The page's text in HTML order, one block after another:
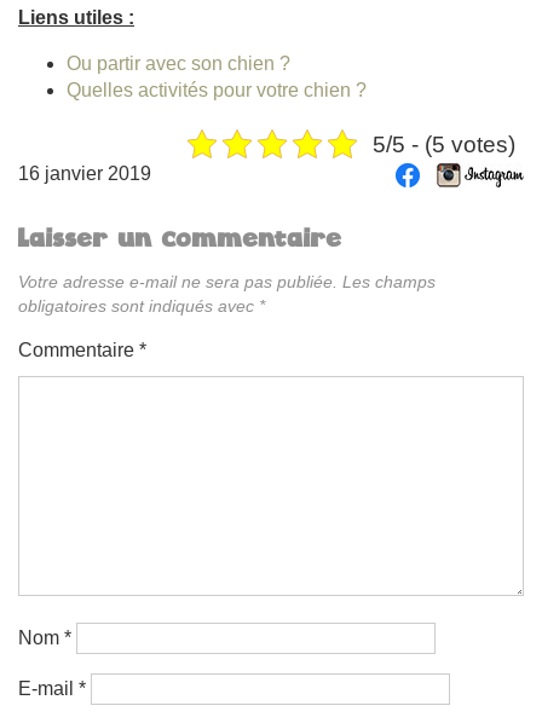
Liens utiles :
Ou partir avec son chien ?
Quelles activités pour votre chien ?
5/5 - (5 votes)
16 janvier 2019
Laisser un commentaire
Votre adresse e-mail ne sera pas publiée. Les champs
obligatoires sont indiqués avec *
Commentaire *
Nom *
E-mail *